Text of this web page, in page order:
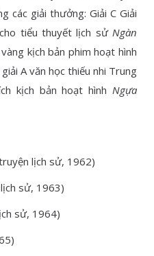
các giải thưởng: Giải C Giải
tiểu thuyết lịch sử Ngàn
kịch bản phim hoạt hình
giải A văn học thiếu nhi Trung
kịch bản hoạt hình Ngựa
lịch sử, 1962)
sử, 1963)
sử, 1964)